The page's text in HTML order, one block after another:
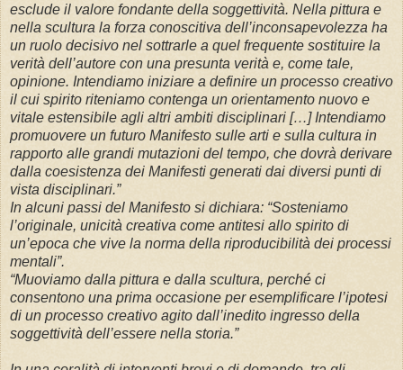
esclude il valore fondante della soggettività. Nella pittura e
nella scultura la forza conoscitiva dell’inconsapevolezza ha
un ruolo decisivo nel sottrarle a quel frequente sostituire la
verità dell’autore con una presunta verità e, come tale,
opinione. Intendiamo iniziare a definire un processo creativo
il cui spirito riteniamo contenga un orientamento nuovo e
vitale estensibile agli altri ambiti disciplinari […] Intendiamo
promuovere un futuro Manifesto sulle arti e sulla cultura in
rapporto alle grandi mutazioni del tempo, che dovrà derivare
dalla coesistenza dei Manifesti generati dai diversi punti di
vista disciplinari.”
In alcuni passi del Manifesto si dichiara: “Sosteniamo
l’originale, unicità creativa come antitesi allo spirito di
un’epoca che vive la norma della riproducibilità dei processi
mentali”.
“Muoviamo dalla pittura e dalla scultura, perché ci
consentono una prima occasione per esemplificare l’ipotesi
di un processo creativo agito dall’inedito ingresso della
soggettività dell’essere nella storia.”